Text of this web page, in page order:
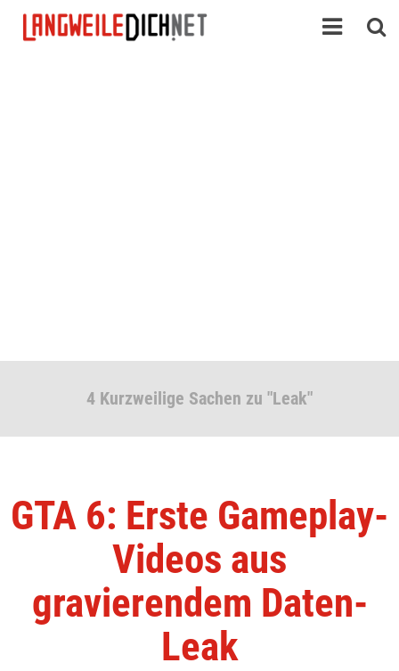
4 Kurzweilige Sachen zu "Leak"
GTA 6: Erste Gameplay-
Videos aus
gravierendem Daten-
Leak